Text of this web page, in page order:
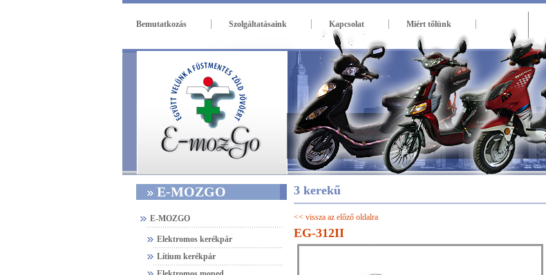
Bemutatkozás | Szolgáltatásaink | Kapcsolat | Miért tőlünk |
E-MOZGO
E-MOZGO
Elektromos kerékpár
Lítium kerékpár
3 kerekű
<< vissza az előző oldalra
EG-312II